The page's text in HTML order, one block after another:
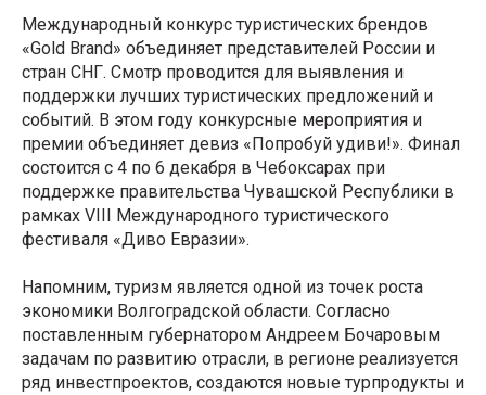
Международный конкурс туристических брендов
«Gold Brand» объединяет представителей России и
стран СНГ. Смотр проводится для выявления и
поддержки лучших туристических предложений и
событий. В этом году конкурсные мероприятия и
премии объединяет девиз «Попробуй удиви!». Финал
состоится с 4 по 6 декабря в Чебоксарах при
поддержке правительства Чувашской Республики в
рамках VIII Международного туристического
фестиваля «Диво Евразии».
Напомним, туризм является одной из точек роста
экономики Волгоградской области. Согласно
поставленным губернатором Андреем Бочаровым
задачам по развитию отрасли, в регионе реализуется
ряд инвестпроектов, создаются новые турпродукты и